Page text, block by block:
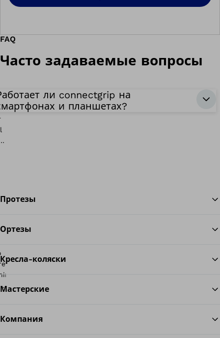
FAQ
Часто задаваемые вопросы
ли connectgrip на
и планшетах?
Протезы
Ортезы
Кресла-коляски
Мастерские
Компания